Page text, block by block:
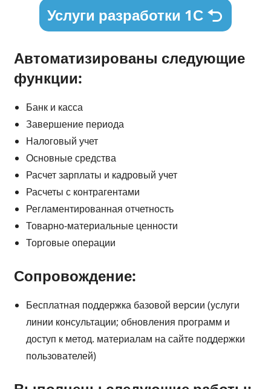
Услуги разработки 1С
Автоматизированы следующие
функции:
Банк и касса
Завершение периода
Налоговый учет
Основные средства
Расчет зарплаты и кадровый учет
Расчеты с контрагентами
Регламентированная отчетность
Товарно-материальные ценности
Торговые операции
Сопровождение:
Бесплатная поддержка базовой версии (услуги
линии консультации; обновления программ и
доступ к метод. материалам на сайте поддержки
пользователей)